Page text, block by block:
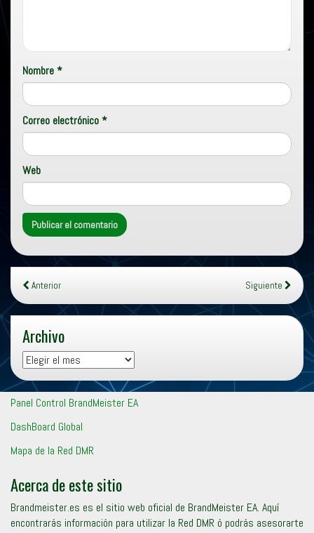
Nombre*
Correo electrónico*
Web
Anterior Siguiente
Archivo
Archivo
Panel Control BrandMeister EA
DashBoard Global
Mapa de la Red DMR
Acerca de este sitio
Brandmeister.es es el sitio web oficial de BrandMeister EA. Aquí
encontrarás información para utilizar la Red DMR ó podrás asesorarte